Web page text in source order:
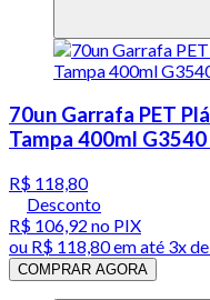
70un Garrafa PET
Tampa 400ml
R$ 118,80
Desconto
R$ 106,92 no PIX
ou R$ 118,80em até 3x
COMPRAR AGORA